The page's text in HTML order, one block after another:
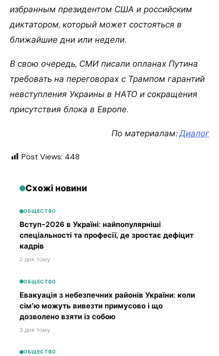
избранным президентом США и российским
диктатором, который может состояться в
ближайшие дни или недели.
В свою очередь, СМИ писали опланах Путина
требовать на переговорах с Трампом гарантий
невступления Украины в НАТО и сокращения
присутствия блока в Европе.
По материалам:Диалог
Post Views: 448
Схожі новини
ОБЩЕСТВО
Вступ-2026 в Україні: найпопулярніші
спеціальності та професії, де зростає дефіцит
кадрів
2 дня тому
ОБЩЕСТВО
Евакуація з небезпечних районів України: коли
сім’ю можуть вивезти примусово і що
дозволено взяти із собою
3 дня тому
ОБЩЕСТВО